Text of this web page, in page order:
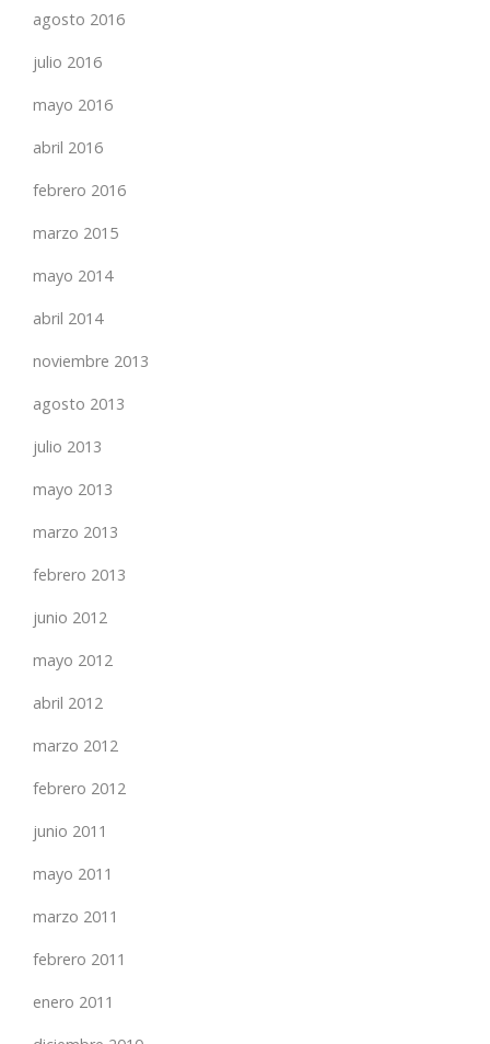
agosto 2016
julio 2016
mayo 2016
abril 2016
febrero 2016
marzo 2015
mayo 2014
abril 2014
noviembre 2013
agosto 2013
julio 2013
mayo 2013
marzo 2013
febrero 2013
junio 2012
mayo 2012
abril 2012
marzo 2012
febrero 2012
junio 2011
mayo 2011
marzo 2011
febrero 2011
enero 2011